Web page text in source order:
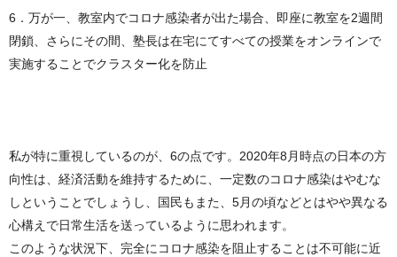
6．万が一、教室内でコロナ感染者が出た場合、即座に教室を2週間
閉鎖、さらにその間、塾長は在宅にてすべての授業をオンラインで
実施することでクラスター化を防止
私が特に重視しているのが、6の点です。2020年8月時点の日本の方
向性は、経済活動を維持するために、一定数のコロナ感染はやむな
しということでしょうし、国民もまた、5月の頃などとはやや異なる
心構えで日常生活を送っているように思われます。
このような状況下、完全にコロナ感染を阻止することは不可能に近